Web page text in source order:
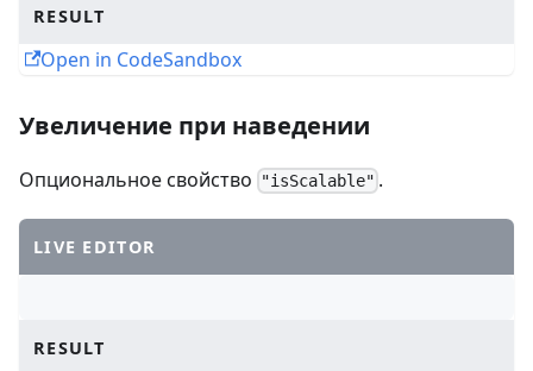
RESULT
Open in CodeSandbox
Увеличение при наведении
Опциональное свойство "isScalable" .
LIVE EDITOR
RESULT